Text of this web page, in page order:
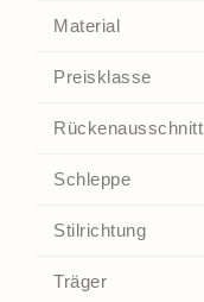
Material
Preisklasse
Rückenausschnitt
Schleppe
Stilrichtung
Träger